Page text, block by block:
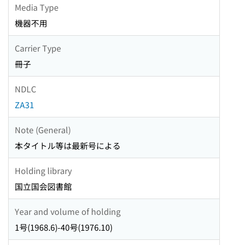
Media Type
機器不用
Carrier Type
冊子
NDLC
ZA31
Note (General)
本タイトル等は最新号による
Holding library
国立国会図書館
Year and volume of holding
1号(1968.6)-40号(1976.10)